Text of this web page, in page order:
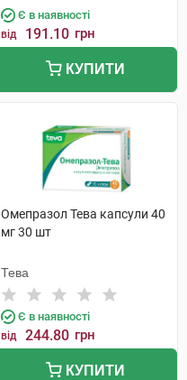
Є в наявності
від 191.10 грн
КУПИТИ
Омепразол Тева капсули 40
мг 30 шт
Тева
Є в наявності
від 244.80 грн
КУПИТИ